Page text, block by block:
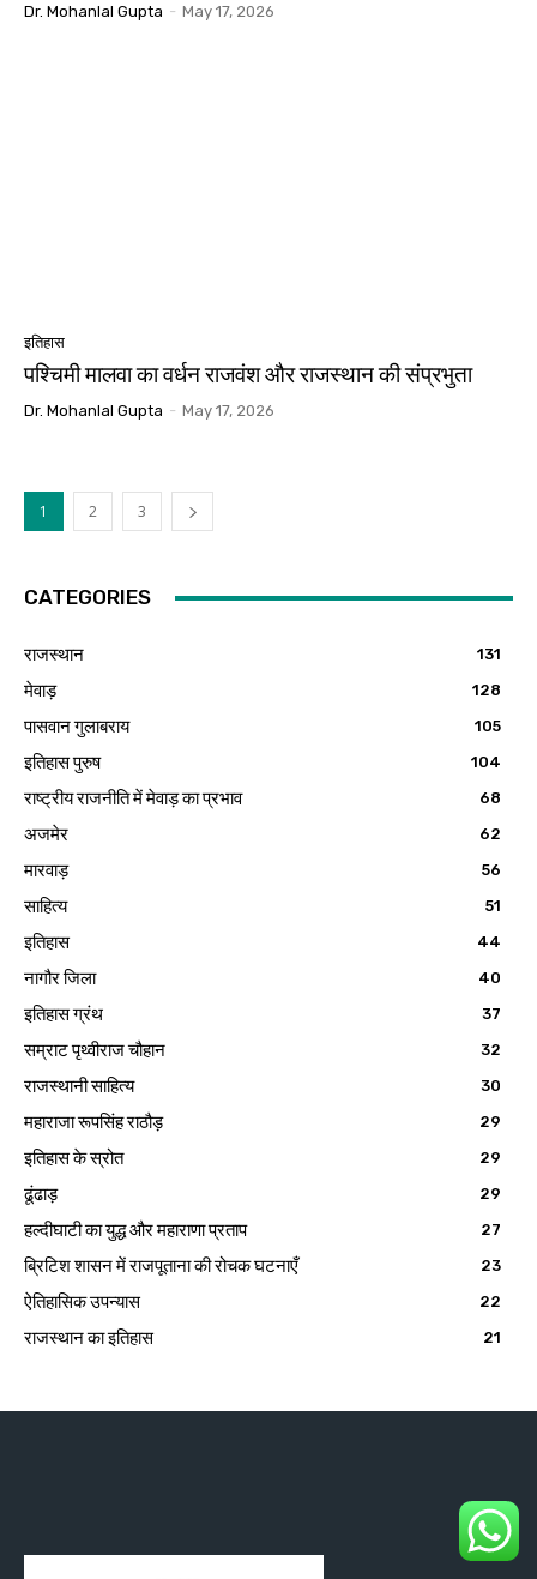
Dr. Mohanlal Gupta - May 17, 2026
इतिहास
पश्चिमी मालवा का वर्धन राजवंश और राजस्थान की संप्रभुता
Dr. Mohanlal Gupta - May 17, 2026
1 2 3
CATEGORIES
राजस्थान 131
मेवाड़ 128
पासवान गुलाबराय 105
इतिहास पुरुष 104
राष्ट्रीय राजनीति में मेवाड़ का प्रभाव 68
अजमेर 62
मारवाड़ 56
साहित्य 51
इतिहास 44
नागौर जिला 40
इतिहास ग्रंथ 37
सम्राट पृथ्वीराज चौहान 32
राजस्थानी साहित्य 30
महाराजा रूपसिंह राठौड़ 29
इतिहास के स्रोत 29
ढूंढाड़ 29
हल्दीघाटी का युद्ध और महाराणा प्रताप 27
ब्रिटिश शासन में राजपूताना की रोचक घटनाएँ 23
ऐतिहासिक उपन्यास 22
राजस्थान का इतिहास 21